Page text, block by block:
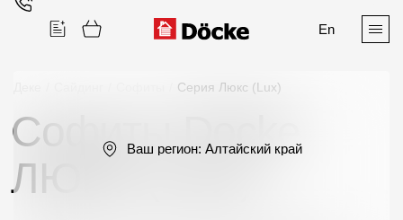
En
Поиск
Серия Люкс (Lux)
Софиты Docke
ЛЮКС (LUX)
Ваш регион: Алтайский край